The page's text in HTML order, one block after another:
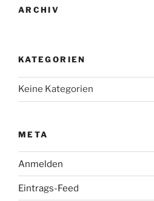
ARCHIV
KATEGORIEN
Keine Kategorien
META
Anmelden
Eintrags-Feed